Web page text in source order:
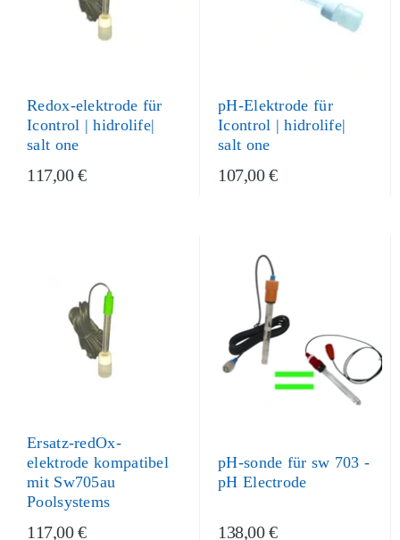
Redox-elektrode für
Icontrol | hidrolife|
salt one
117,00 €
pH-Elektrode für
Icontrol | hidrolife|
salt one
107,00 €
Ersatz-redOx-
elektrode kompatibel
mit Sw705au
Poolsystems
117,00 €
pH-sonde für sw 703 -
pH Electrode
138,00 €